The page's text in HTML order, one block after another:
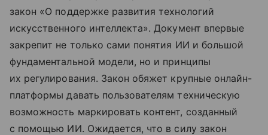
закон «О поддержке развития технологий
искусственного интеллекта». Документ впервые
закрепит не только сами понятия ИИ и большой
фундаментальной модели, но и принципы
их регулирования. Закон обяжет крупные онлайн-
платформы давать пользователям техническую
возможность маркировать контент, созданный
с помощью ИИ. Ожидается, что в силу закон